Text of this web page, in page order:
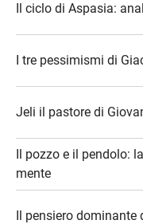
Il ciclo di Aspasia:
I tre pessimismi di
Jeli il pastore di
Il pozzo e il pendolo:
mente
Il pensiero dominante